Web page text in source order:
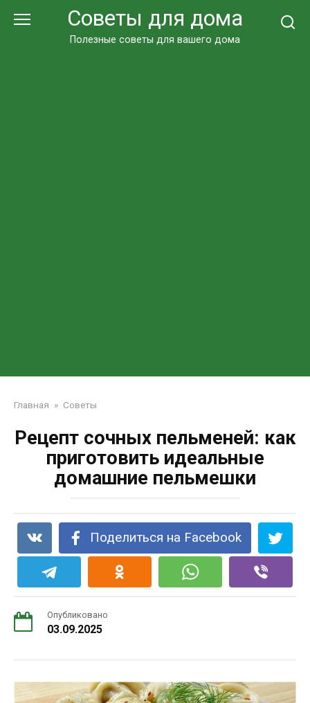
Советы для дома
Полезные советы для вашего дома
Главная » Советы
Рецепт сочных пельменей: как
приготовить идеальные
домашние пельмешки
Поделиться на Facebook
Опубликовано
03.09.2025